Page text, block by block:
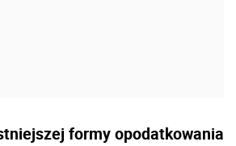
formy opodatkowania